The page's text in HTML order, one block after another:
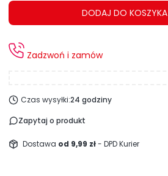
DODAJ DO KOSZYKA
Zadzwoń i zamów
Czas wysyłki:24 godziny
Zapytaj o produkt
Dostawa od 9,99 zł- DPD Kurier